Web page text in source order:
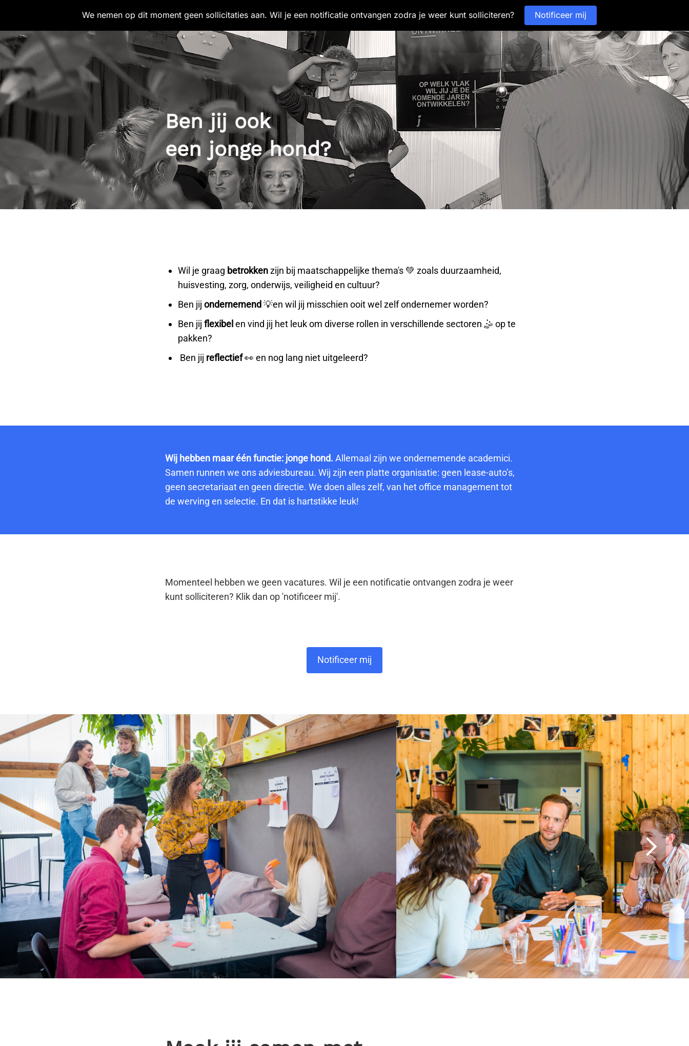
We nemen op dit moment geen sollicitaties aan. Wil je een notificatie ontvangen zodra je weer kunt solliciteren? Notificeer mij
Ben jij ook
een jonge hond?
Wil je graag betrokkenzijn bij maatschappelijke thema's 💚 zoals duurzaamheid,
huisvesting, zorg, onderwijs, veiligheid en cultuur?
Ben jij ondernemend💡en wil jij misschien ooit wel zelf ondernemer worden?
Ben jij flexibel en vind jij het leuk om diverse rollen in verschillende sectoren 🤹 op te
pakken?
Ben jij reflectief👀 en nog lang niet uitgeleerd?
Wij hebben maar één functie: jonge hond. Allemaal zijn we ondernemende academici.
Samen runnen we ons adviesbureau. Wij zijn een platte organisatie: geen lease-auto’s,
geen secretariaat en geen directie. We doen alles zelf, van het office management tot
de werving en selectie. En dat is hartstikke leuk!
Momenteel hebben we geen vacatures. Wil je een notificatie ontvangen zodra je weer
kunt solliciteren? Klik dan op 'notificeer mij'.
Notificeer mij